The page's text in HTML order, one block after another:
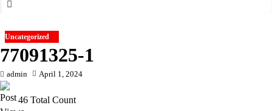
Uncategorized
77091325-1
admin April 1, 2024
46 Total Count